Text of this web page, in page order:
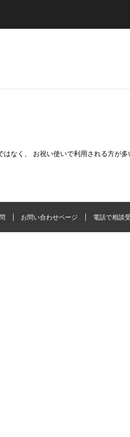
なく、 お祝い使いで利用される方
お問い合わせページ 電話で相談